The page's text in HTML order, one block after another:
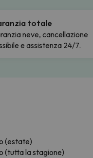
totale
neve, cancellazione
e assistenza 24/7.
(estate)
(tutta la stagione)